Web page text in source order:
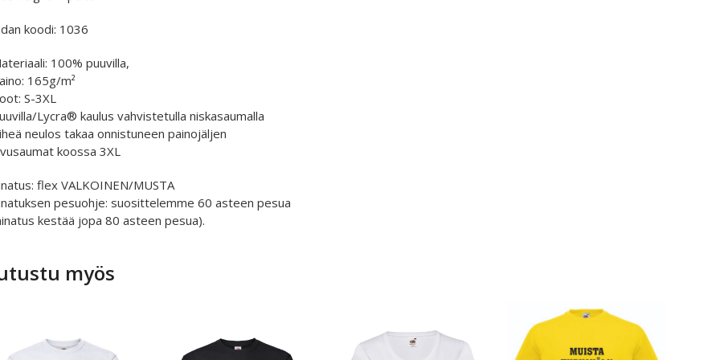
koodi: 1036
100% puuvilla,
165g/m²
S-3XL
Lycra® kaulus vahvistetulla niskasaumalla
neulos takaa onnistuneen painojäljen
koossa 3XL
flex VALKOINEN/MUSTA
pesuohje: suosittelemme 60 asteen pesua
kestää jopa 80 asteen pesua).
myös